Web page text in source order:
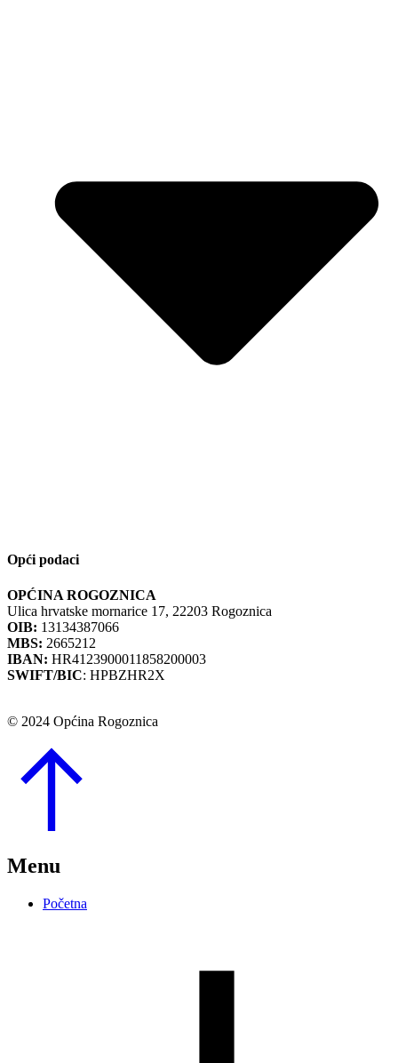
Opći podaci
OPĆINA ROGOZNICA
Ulica hrvatske mornarice 17, 22203 Rogoznica
OIB: 13134387066
MBS: 2665212
IBAN: HR4123900011858200003
SWIFT/BIC: HPBZHR2X
© 2024 Općina Rogoznica
Menu
Početna